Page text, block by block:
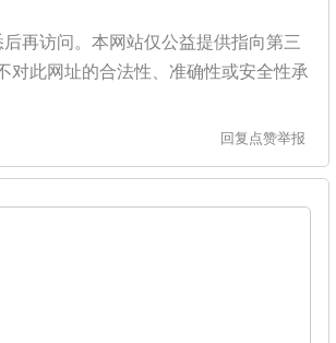
再访问。本网站仅公益提供指向第三
对此网址的合法性、准确性或安全性承
回复 点赞举报